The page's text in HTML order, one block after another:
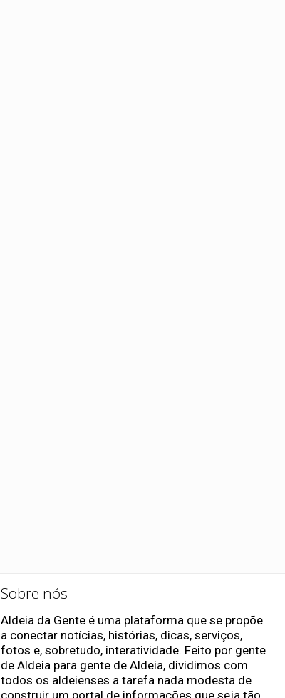
Sobre nós
Aldeia da Gente é uma plataforma que se propõe
a conectar notícias, histórias, dicas, serviços,
fotos e, sobretudo, interatividade. Feito por gente
de Aldeia para gente de Aldeia, dividimos com
todos os aldeienses a tarefa nada modesta de
construir um portal de informações que seja tão